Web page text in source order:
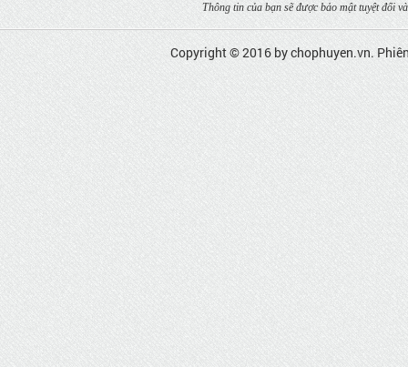
Thông tin của bạn sẽ được bảo mật tuyệt đối
Copyright © 2016 bychophuyen.vn.